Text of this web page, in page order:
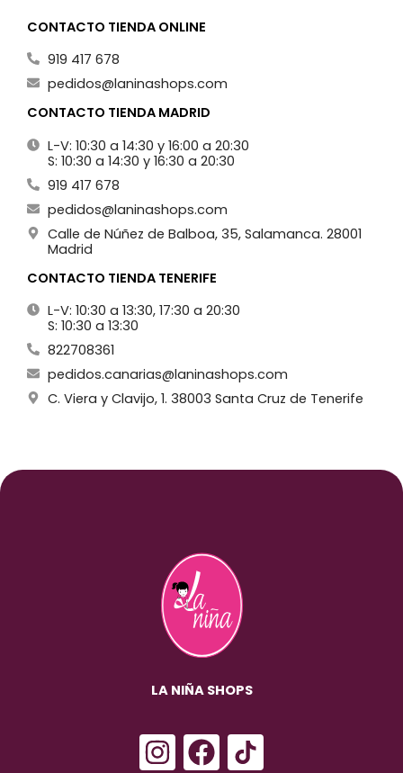
CONTACTO TIENDA ONLINE
919 417 678
pedidos@laninashops.com
CONTACTO TIENDA MADRID
L-V: 10:30 a 14:30 y 16:00 a 20:30
S: 10:30 a 14:30 y 16:30 a 20:30
919 417 678
pedidos@laninashops.com
Calle de Núñez de Balboa, 35, Salamanca. 28001
Madrid
CONTACTO TIENDA TENERIFE
L-V: 10:30 a 13:30, 17:30 a 20:30
S: 10:30 a 13:30
822708361
pedidos.canarias@laninashops.com
C. Viera y Clavijo, 1. 38003 Santa Cruz de Tenerife
LA NIÑA SHOPS
I F